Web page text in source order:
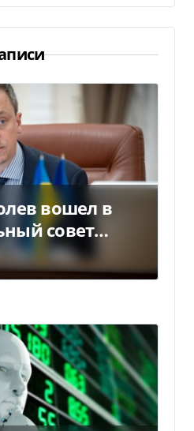
вошел в
совет
— Delo.ua